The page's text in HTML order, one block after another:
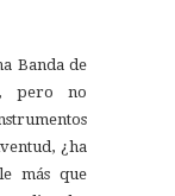
Banda de
pero no
¿ha
más que